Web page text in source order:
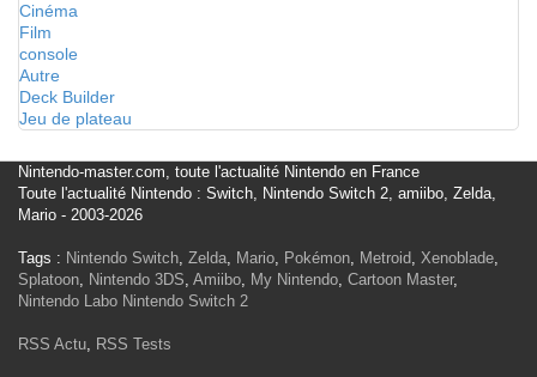
Cinéma
Film
console
Autre
Deck Builder
Jeu de plateau
Nintendo-master.com, toute l'actualité Nintendo en France
Toute l'actualité Nintendo : Switch, Nintendo Switch 2, amiibo, Zelda,
Mario - 2003-2026
Tags : Nintendo Switch, Zelda, Mario, Pokémon, Metroid, Xenoblade,
Splatoon, Nintendo 3DS, Amiibo, My Nintendo, Cartoon Master,
Nintendo Labo Nintendo Switch 2
RSS Actu, RSS Tests